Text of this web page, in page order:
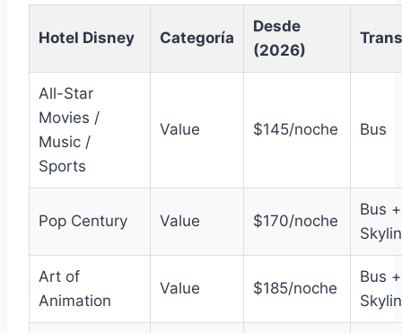
Hotel Disney Categoría
Desde
(2026)
All-Star
Movies /
Music /
Sports
Value $145/noche Bus
Pop Century Value $170/noche
Bus +
Art of
Animation
Value $185/noche
Bus +